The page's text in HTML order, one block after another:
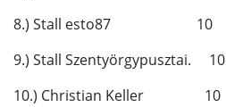
8.) Stall esto87 10
9.) Stall Szentyörgypusztai. 10
10.) Christian Keller 10